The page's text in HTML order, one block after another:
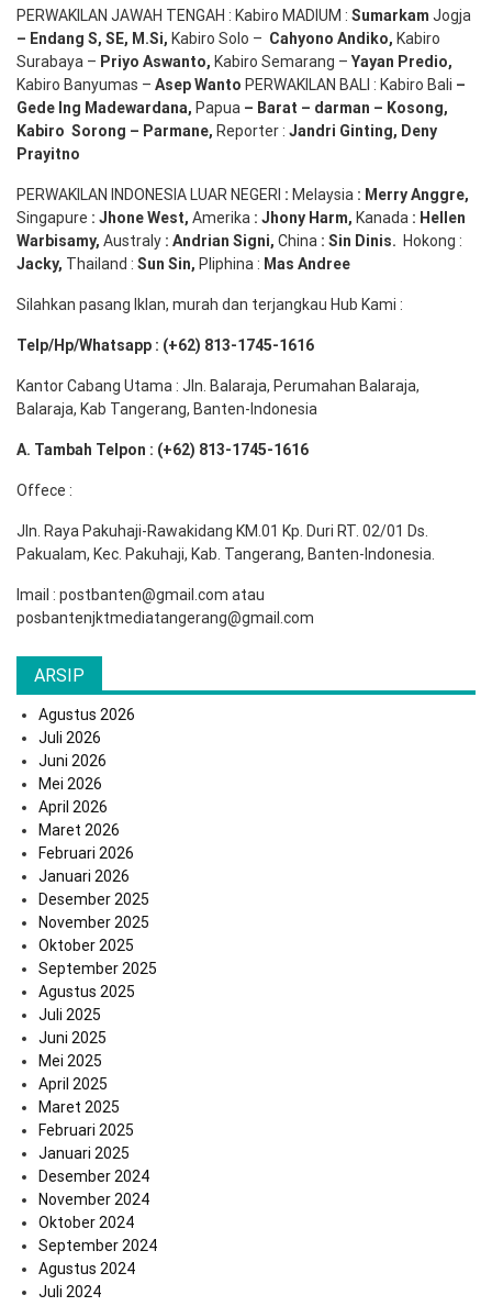
PERWAKILAN JAWAH TENGAH : Kabiro MADIUM : Sumarkam Jogja
– Endang S, SE, M.Si, Kabiro Solo – Cahyono Andiko, Kabiro
Surabaya – Priyo Aswanto, Kabiro Semarang – Yayan Predio,
Kabiro Banyumas – AsepWanto PERWAKILAN BALI : Kabiro Bali –
Gede Ing Madewardana, Papua – Barat – darman – Kosong,
Kabiro Sorong – Parmane, Reporter : Jandri Ginting, Deny
Prayitno
PERWAKILAN INDONESIA LUAR NEGERI : Melaysia : MerryAnggre,
Singapure : JhoneWest, Amerika : Jhony Harm, Kanada : Hellen
Warbisamy, Australy : Andrian Signi, China : Sin Dinis. Hokong :
Jacky, Thailand : Sun Sin, Pliphina : Mas Andree
Silahkan pasang Iklan, murah dan terjangkau Hub Kami :
Telp/Hp/Whatsapp : (+62) 813-1745-1616
Kantor Cabang Utama : Jln. Balaraja, Perumahan Balaraja,
Balaraja, Kab Tangerang, Banten-Indonesia
A. Tambah Telpon : (+62) 813-1745-1616
Offece :
Jln. Raya Pakuhaji-Rawakidang KM.01 Kp. Duri RT. 02/01 Ds.
Pakualam, Kec. Pakuhaji, Kab. Tangerang, Banten-Indonesia.
Imail : postbanten@gmail.com atau
posbantenjktmediatangerang@gmail.com
ARSIP
Agustus 2026
Juli 2026
Juni 2026
Mei 2026
April 2026
Maret 2026
Februari 2026
Januari 2026
Desember 2025
November 2025
Oktober 2025
September 2025
Agustus 2025
Juli 2025
Juni 2025
Mei 2025
April 2025
Maret 2025
Februari 2025
Januari 2025
Desember 2024
November 2024
Oktober 2024
September 2024
Agustus 2024
Juli 2024